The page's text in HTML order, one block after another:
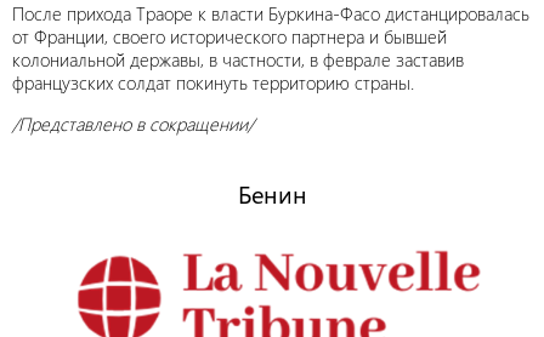
После прихода Траоре к власти Буркина-Фасо дистанцировалась
от Франции, своего исторического партнера и бывшей
колониальной державы, в частности, в феврале заставив
французских солдат покинуть территорию страны.
/Представлено в сокращении/
Бенин